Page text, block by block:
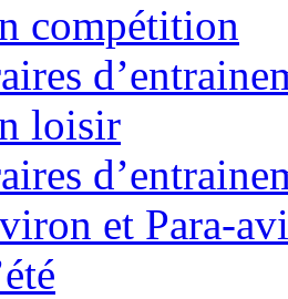
compétition
loisir
et Para-